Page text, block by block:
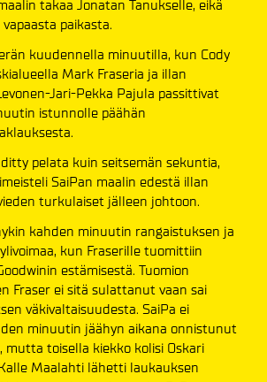
takaa Jonatan Tanukselle, eikä
paikasta.
kuudennella minuutilla, kun Cody
Mark Fraseria ja illan
Jari-Pekka Pajula passittivat
istunnolle päähän
pelata kuin seitsemän sekuntia,
SaiPan maalin edestä illan
turkulaiset jälleen johtoon.
kahden minuutin rangaistuksen ja
kun Fraserille tuomittiin
estämisestä. Tuomion
Fraser ei sitä sulattanut vaan sai
väkivaltaisuudesta. SaiPa ei
minuutin jäähyn aikana onnistunut
mutta toisella kiekko kolisi Oskari
Maalahti lähetti laukauksen